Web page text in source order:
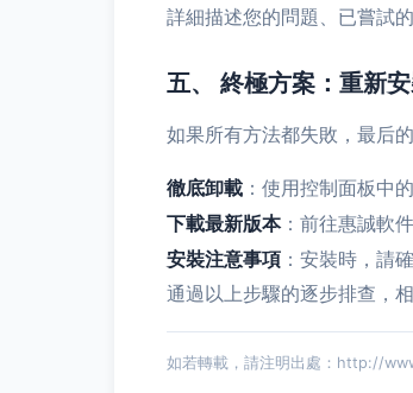
詳細描述您的問題、已嘗試
五、 終極方案：重新
如果所有方法都失敗，最后
徹底卸載 ：使用控制面板中
下載最新版本：前往惠誠軟
安裝注意事項 ：安裝時，請
通過以上步驟的逐步排查，
如若轉載，請注明出處：http://